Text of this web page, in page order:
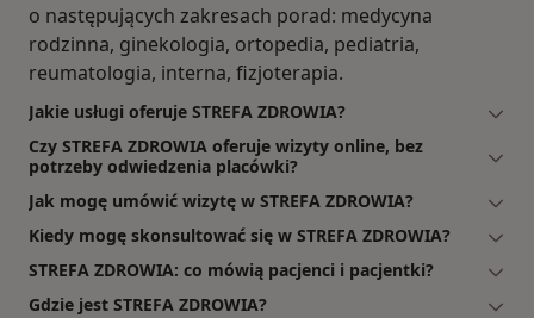
o następujących zakresach porad: medycyna
rodzinna, ginekologia, ortopedia, pediatria,
reumatologia, interna, fizjoterapia.
Jakie usługi oferuje STREFA ZDROWIA?
Czy STREFA ZDROWIA oferuje wizyty online, bez
potrzeby odwiedzenia placówki?
Jak mogę umówić wizytę w STREFA ZDROWIA?
Kiedy mogę skonsultować się w STREFA ZDROWIA?
STREFA ZDROWIA: co mówią pacjenci i pacjentki?
Gdzie jest STREFA ZDROWIA?